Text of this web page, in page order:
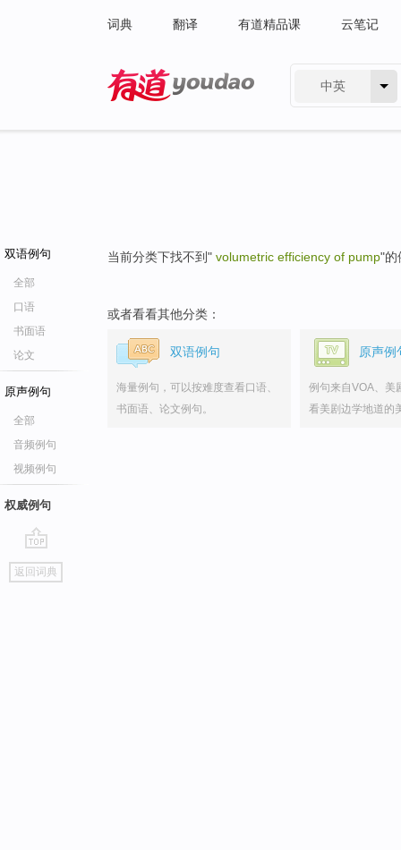
词典 翻译 有道精品课 云笔记
中英
双语例句
全部
口语
书面语
论文
原声例句
全部
音频例句
视频例句
权威例句
go
top
返回词典
当前分类下找不到" volumetric efficiency of pump"的
或者看看其他分类：
双语例句
海量例句，可以按难度查看口语、
书面语、论文例句。
原声例
例句来自VOA、美
看美剧边学地道的